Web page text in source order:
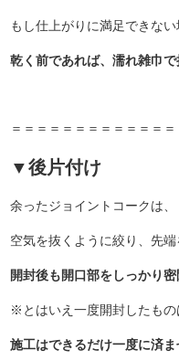
もし仕上がりに満足できない
乾く前であれば、濡れ雑巾
＝＝＝＝＝＝＝＝＝＝＝＝
▼後片付け
余ったジョイントコークは、
空気を抜くように絞り、先端
開封後も開口部をしっかり
※とはいえ一度開封したもの
施工はできるだけ一度に済